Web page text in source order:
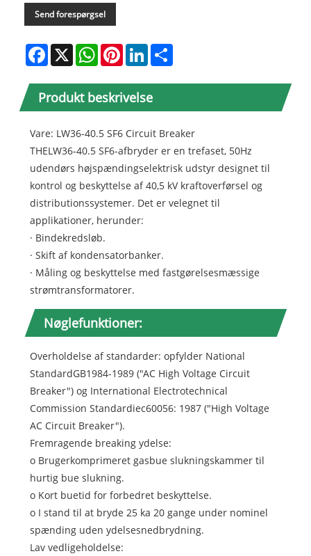
Send forespørgsel
Facebook
X WhatsAppPinterestLinkedIn
Produkt beskrivelse
Vare: LW36-40.5 SF6 Circuit Breaker
THELW36-40.5 SF6-afbryder er en trefaset, 50Hz
udendørs højspændingselektrisk udstyr designet til
kontrol og beskyttelse af 40,5 kV kraftoverførsel og
distributionssystemer. Det er velegnet til
applikationer, herunder:
· Bindekredsløb.
· Skift af kondensatorbanker.
· Måling og beskyttelse med fastgørelsesmæssige
strømtransformatorer.
Nøglefunktioner:
Overholdelse af standarder: opfylder National
StandardGB1984-1989 ("AC High Voltage Circuit
Breaker") og International Electrotechnical
Commission Standardiec60056: 1987 ("High Voltage
AC Circuit Breaker").
Fremragende breaking ydelse:
o Brugerkomprimeret gasbue slukningskammer til
hurtig bue slukning.
o Kort buetid for forbedret beskyttelse.
o I stand til at bryde 25 ka 20 gange under nominel
spænding uden ydelsesnedbrydning.
Lav vedligeholdelse: